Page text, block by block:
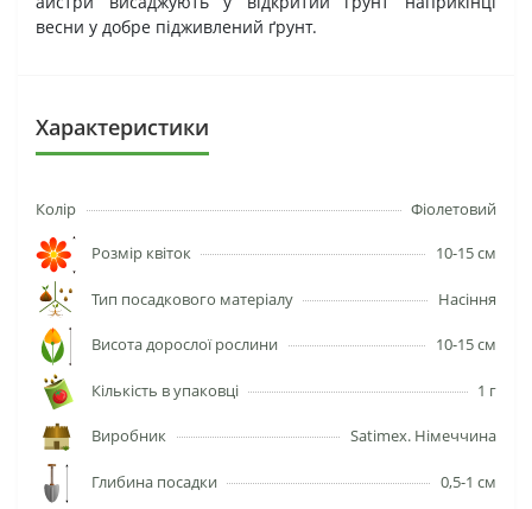
весни у добре підживлений ґрунт.
Характеристики
Колір Фіолетовий
Розмір квіток 10-15 см
Тип посадкового матеріалу Насіння
Висота дорослої рослини 10-15 см
Кількість в упаковці 1 г
Виробник Satimex. Німеччина
Глибина посадки 0,5-1 см